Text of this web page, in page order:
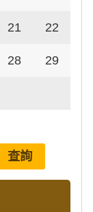
21 22
28 29